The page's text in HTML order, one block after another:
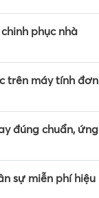
phục nhà
trên máy tính đơn
đúng chuẩn, ứng
sự miễn phí hiệu